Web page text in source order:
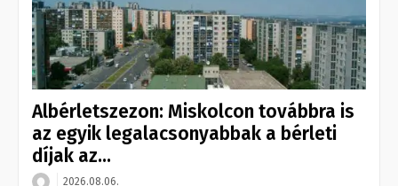
Albérletszezon: Miskolcon továbbra is
az egyik legalacsonyabbak a bérleti
díjak az...
2026.08.06.